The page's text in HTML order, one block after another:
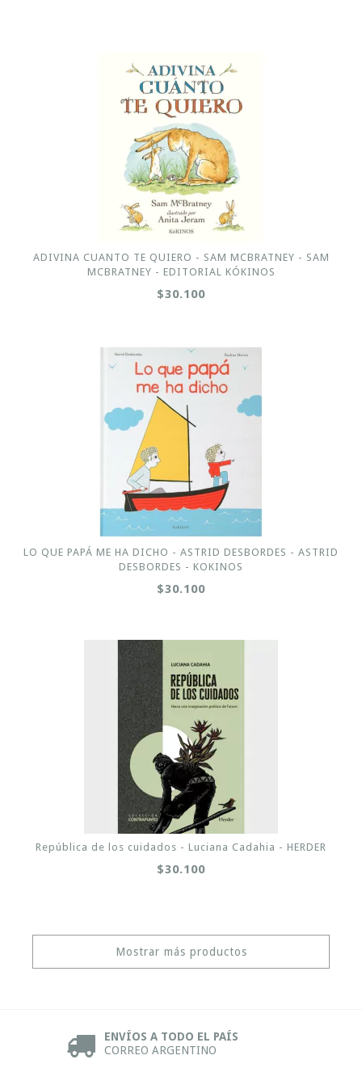
ADIVINA CUANTO TE QUIERO - SAM MCBRATNEY - SAM
MCBRATNEY - EDITORIAL KÓKINOS
$30.100
LO QUE PAPÁ ME HA DICHO - ASTRID DESBORDES - ASTRID
DESBORDES - KOKINOS
$30.100
República de los cuidados - Luciana Cadahia - HERDER
$30.100
Mostrar más productos
ENVÍOS A TODO EL PAÍS
CORREO ARGENTINO